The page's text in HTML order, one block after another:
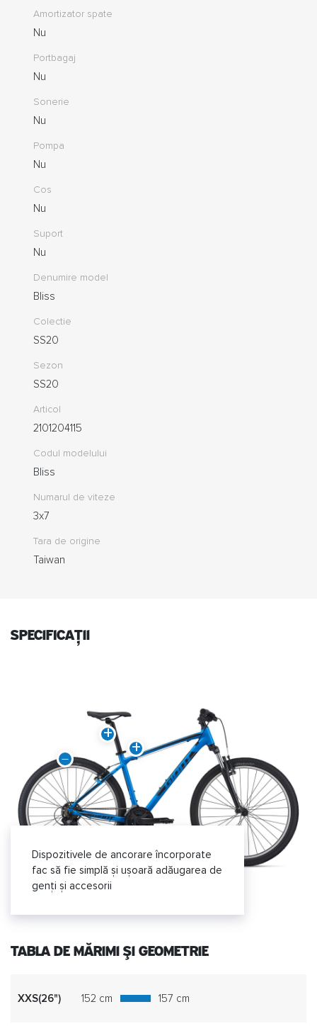
Amortizator spate
Nu
Portbagaj
Nu
Sonerie
Nu
Pompa
Nu
Cos
Nu
Suport
Nu
Denumire model
Bliss
Colectie
SS20
Sezon
SS20
Articol
2101204115
Codul modelului
Bliss
Numarul de viteze
3x7
Tara de origine
Taiwan
specificații
Dispozitivele de ancorare încorporate
fac să fie simplă și ușoară adăugarea de
genți și accesorii
TABLA DE MĂRIMI ȘI GEOMETRIE
XXS(26") 152 cm 157 cm